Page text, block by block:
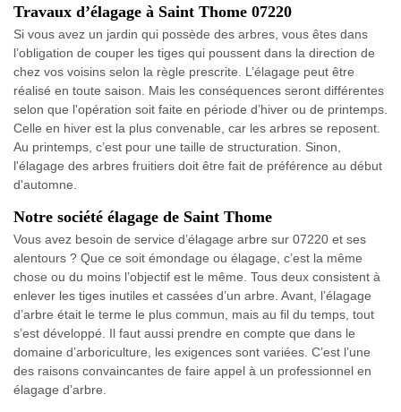
Travaux d’élagage à Saint Thome 07220
Si vous avez un jardin qui possède des arbres, vous êtes dans
l’obligation de couper les tiges qui poussent dans la direction de
chez vos voisins selon la règle prescrite. L’élagage peut être
réalisé en toute saison. Mais les conséquences seront différentes
selon que l'opération soit faite en période d’hiver ou de printemps.
Celle en hiver est la plus convenable, car les arbres se reposent.
Au printemps, c’est pour une taille de structuration. Sinon,
l'élagage des arbres fruitiers doit être fait de préférence au début
d'automne.
Notre société élagage de Saint Thome
Vous avez besoin de service d’élagage arbre sur 07220 et ses
alentours ? Que ce soit émondage ou élagage, c’est la même
chose ou du moins l’objectif est le même. Tous deux consistent à
enlever les tiges inutiles et cassées d’un arbre. Avant, l’élagage
d’arbre était le terme le plus commun, mais au fil du temps, tout
s’est développé. Il faut aussi prendre en compte que dans le
domaine d’arboriculture, les exigences sont variées. C’est l’une
des raisons convaincantes de faire appel à un professionnel en
élagage d’arbre.